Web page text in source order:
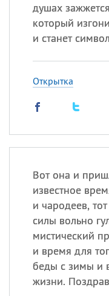
душах
который
и станет
Открытка
Вот она и
известное
и чародеев,
силы вольно
мистический
и время для
беды с зимы и
жизни.